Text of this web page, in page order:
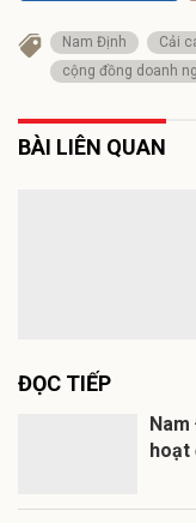
Nam Định
Cải
cộng đồng doanh
BÀI LIÊN QUAN
ĐỌC TIẾP
hoạt